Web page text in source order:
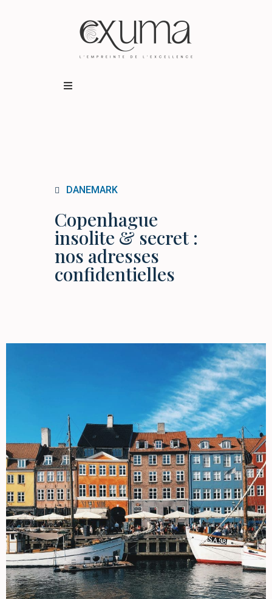
BUSINESS TRAVEL
DANEMARK
Copenhague
insolite & secret :
nos adresses
confidentielles